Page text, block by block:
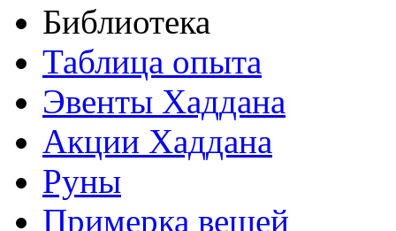
Библиотека
Таблица опыта
Эвенты Хаддана
Акции Хаддана
Руны
Примерка вещей